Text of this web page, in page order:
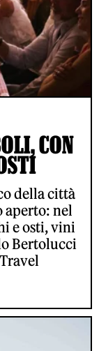
CON
della città
aperto: nel
e osti, vini
Bertolucci